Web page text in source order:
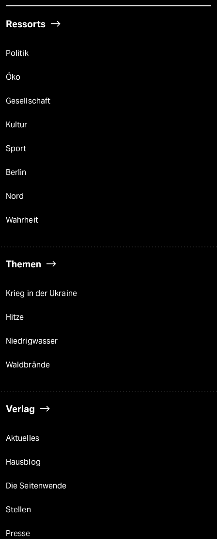
Ressorts
Politik
Öko
Gesellschaft
Kultur
Sport
Berlin
Nord
Wahrheit
Themen
Krieg in der Ukraine
Hitze
Niedrigwasser
Waldbrände
Verlag
Aktuelles
Hausblog
Die Seitenwende
Stellen
Presse